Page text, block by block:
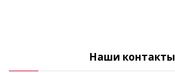
Наши контакты